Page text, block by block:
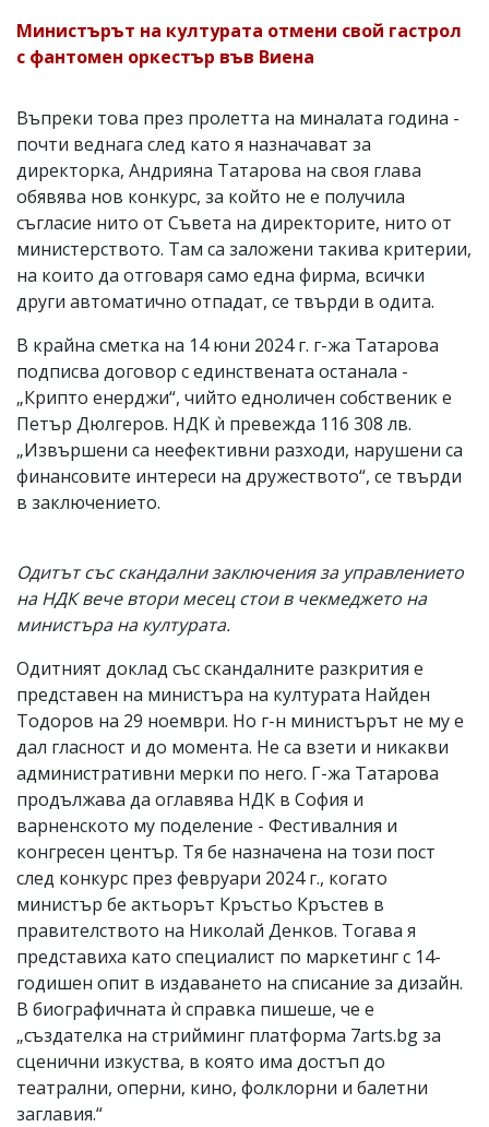
Министърът на културата отмени свой гастрол
с фантомен оркестър във Виена
Въпреки това през пролетта на миналата година -
почти веднага след като я назначават за
директорка, Андрияна Татарова на своя глава
обявява нов конкурс, за който не е получила
съгласие нито от Съвета на директорите, нито от
министерството. Там са заложени такива критерии,
на които да отговаря само една фирма, всички
други автоматично отпадат, се твърди в одита.
В крайна сметка на 14 юни 2024 г. г-жа Татарова
подписва договор с единствената останала -
„Крипто енерджи“, чийто едноличен собственик е
Петър Дюлгеров. НДК ѝ превежда 116 308 лв.
„Извършени са неефективни разходи, нарушени са
финансовите интереси на дружеството“, се твърди
в заключението.
Одитът със скандални заключения за управлението
на НДК вече втори месец стои в чекмеджето на
министъра на културата.
Одитният доклад със скандалните разкрития е
представен на министъра на културата Найден
Тодоров на 29 ноември. Но г-н министърът не му е
дал гласност и до момента. Не са взети и никакви
административни мерки по него. Г-жа Татарова
продължава да оглавява НДК в София и
варненското му поделение - Фестивалния и
конгресен център. Тя бе назначена на този пост
след конкурс през февруари 2024 г., когато
министър бе актьорът Кръстьо Кръстев в
правителството на Николай Денков. Тогава я
представиха като специалист по маркетинг с 14-
годишен опит в издаването на списание за дизайн.
В биографичната ѝ справка пишеше, че е
„създателка на стрийминг платформа 7arts.bg за
сценични изкуства, в която има достъп до
театрални, оперни, кино, фолклорни и балетни
заглавия.“